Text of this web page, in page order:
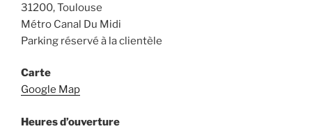
31200, Toulouse
Métro Canal Du Midi
Parking réservé à la clientèle
Carte
Google Map
Heures d’ouverture